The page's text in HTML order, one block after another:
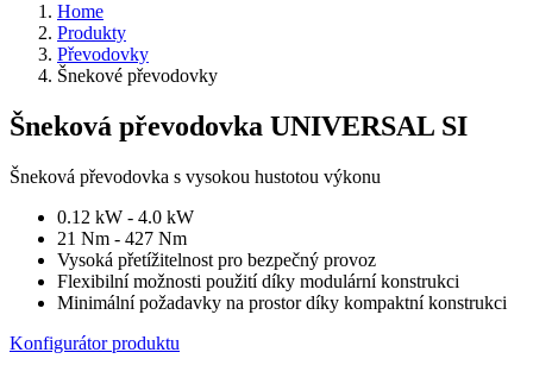
Home
Produkty
Převodovky
Šnekové převodovky
Šneková převodovka UNIVERSAL SI
Šneková převodovka s vysokou hustotou výkonu
0.12 kW - 4.0 kW
21 Nm - 427 Nm
Vysoká přetížitelnost pro bezpečný provoz
Flexibilní možnosti použití díky modulární konstrukci
Minimální požadavky na prostor díky kompaktní konstrukci
Konfigurátor produktu